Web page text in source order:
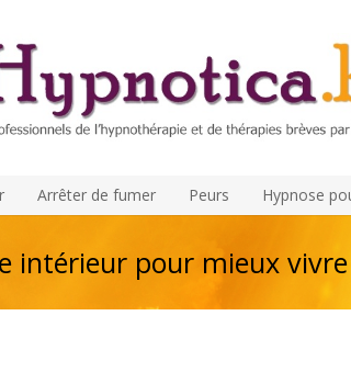
Arrêter de fumer Peurs Hypnose
intérieur pour mieux vivre